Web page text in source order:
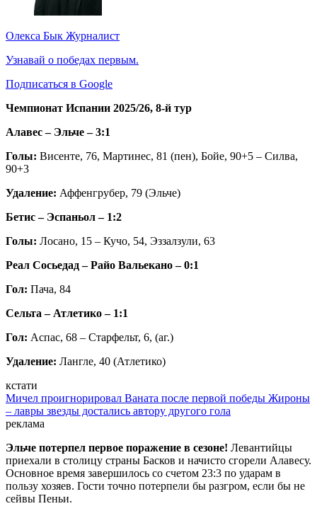
Олекса Бык Журналист
Узнавай о победах первым.
Подписаться в Google
Чемпионат Испании 2025/26, 8-й тур
Алавес – Эльче – 3:1
Голы: Висенте, 76, Мартинес, 81 (пен), Бойе, 90+5 – Силва,
90+3
Удаление: Аффенгрубер, 79 (Эльче)
Бетис – Эспаньол – 1:2
Голы: Лосано, 15 – Кучо, 54, Эззалзули, 63
Реал Сосьедад – Райо Вальекано – 0:1
Гол: Пача, 84
Сельта – Атлетико – 1:1
Гол: Аспас, 68 – Старфельт, 6, (аг.)
Удаление: Лангле, 40 (Атлетико)
кстати
Мичел проигнорировал Ваната после первой победы Жироны
– лавры звезды достались автору другого гола
реклама
Эльче потерпел первое поражение в сезоне! Левантийцы
приехали в столицу страны Басков и начисто сгорели Алавесу.
Основное время завершилось со счетом 23:3 по ударам в
пользу хозяев. Гости точно потерпели бы разгром, если бы не
сейвы Пеньи.